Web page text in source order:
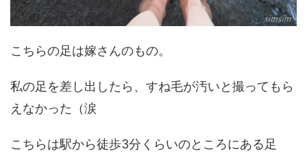
こちらの足は嫁さんのもの。
私の足を差し出したら、すね毛が汚いと撮ってもら
えなかった（涙
こちらは駅から徒歩3分くらいのところにある足